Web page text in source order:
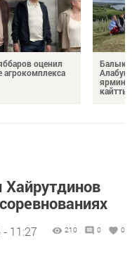
оценил
агрокомплекса
11:27 210 0 0